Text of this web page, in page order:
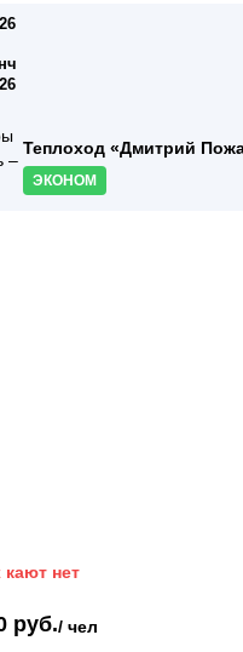
Теплоход «Дмитрий
ЭКОНОМ
нет
руб./ чел